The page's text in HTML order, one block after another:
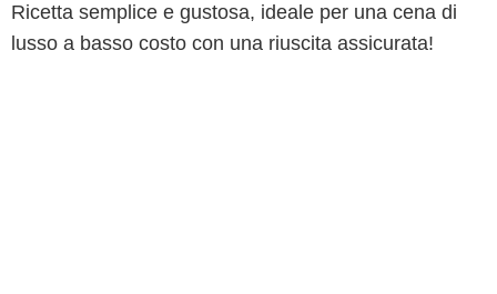
Ricetta semplice e gustosa, ideale per una cena di
lusso a basso costo con una riuscita assicurata!